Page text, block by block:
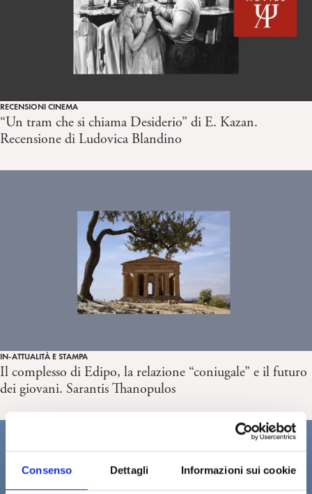
Consenso Dettagli Informazioni sui cookie
RECENSIONI CINEMA
“Un tram che si chiama Desiderio” di E. Kazan.
Recensione di Ludovica Blandino
IN-ATTUALITÀ E STAMPA
Il complesso di Edipo, la relazione “coniugale” e il futuro
dei giovani. Sarantis Thanopulos